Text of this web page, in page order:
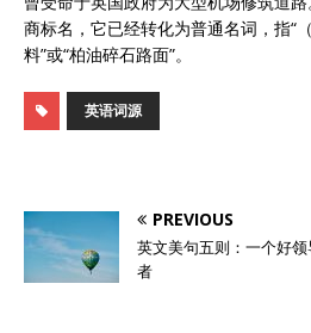
商标名，它已经转化为普通名词，指“
料”或“柏油碎石路面”。
英语词源
PREVIOUS
英文美句五则：一个好
者